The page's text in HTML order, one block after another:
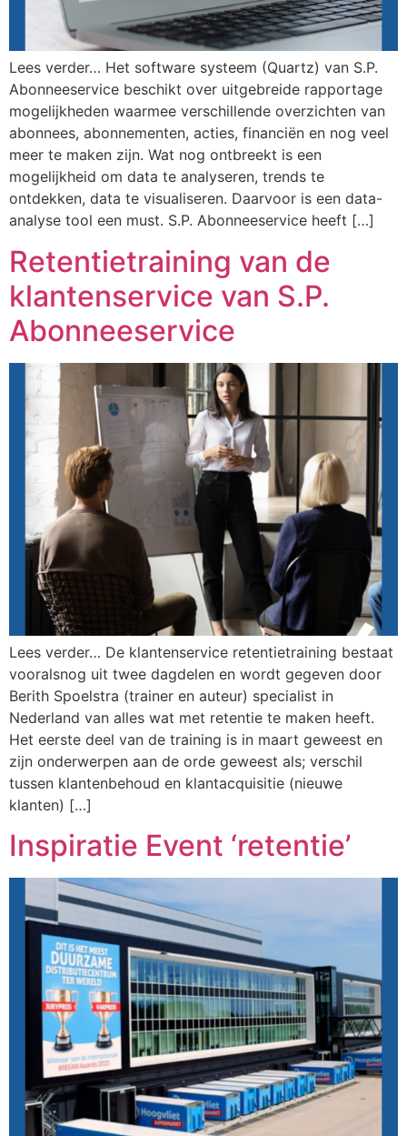
Lees verder… Het software systeem (Quartz) van S.P.
Abonneeservice beschikt over uitgebreide rapportage
mogelijkheden waarmee verschillende overzichten van
abonnees, abonnementen, acties, financiën en nog veel
meer te maken zijn. Wat nog ontbreekt is een
mogelijkheid om data te analyseren, trends te
ontdekken, data te visualiseren. Daarvoor is een data-
analyse tool een must. S.P. Abonneeservice heeft […]
Retentietraining van de
klantenservice van S.P.
Abonneeservice
Lees verder… De klantenservice retentietraining bestaat
vooralsnog uit twee dagdelen en wordt gegeven door
Berith Spoelstra (trainer en auteur) specialist in
Nederland van alles wat met retentie te maken heeft.
Het eerste deel van de training is in maart geweest en
zijn onderwerpen aan de orde geweest als; verschil
tussen klantenbehoud en klantacquisitie (nieuwe
klanten) […]
Inspiratie Event ‘retentie’